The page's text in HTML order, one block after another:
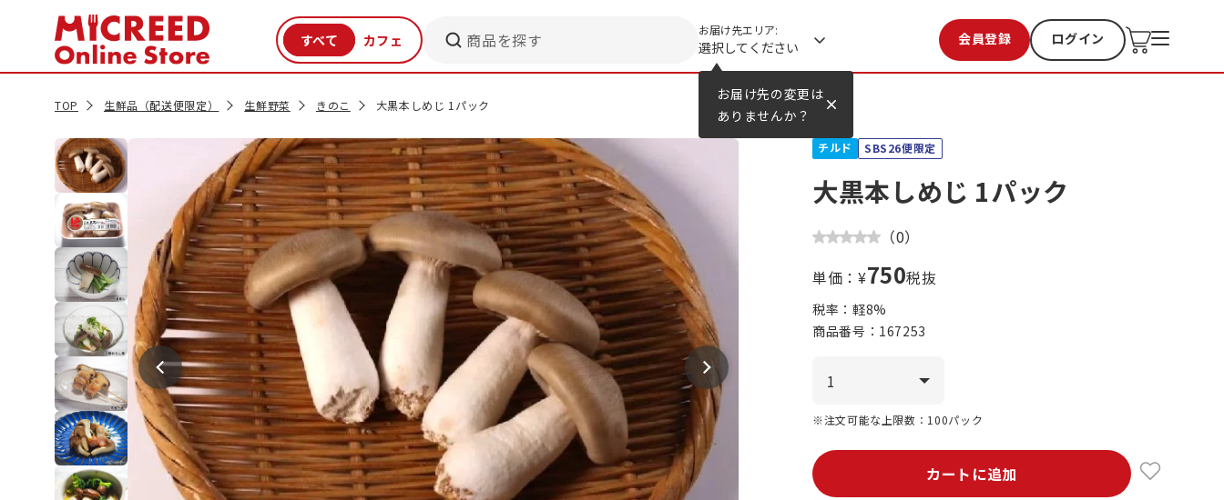
お届け先の変更は
ありませんか？
商品を探す お届け先エリア:
選択してください 会員登録 ログイン
お気に入り 過去購入
TOP 生鮮品（配送便限定） 生鮮野菜 きのこ 大黒本しめじ 1パック
チルド SBS26便限定
大黒本しめじ 1パック
（0）
単価：¥750税抜
税率：軽8%
商品番号： 167253
※注文可能な上限数：100パック
カートに追加